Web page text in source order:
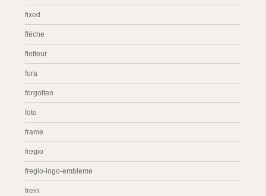
fixed
flèche
flotteur
fora
forgotten
foto
frame
fregio
fregio-logo-embleme
frein